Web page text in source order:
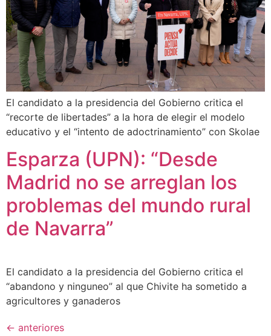
El candidato a la presidencia del Gobierno critica el
“recorte de libertades” a la hora de elegir el modelo
educativo y el “intento de adoctrinamiento” con Skolae
Esparza (UPN): “Desde
Madrid no se arreglan los
problemas del mundo rural
de Navarra”
El candidato a la presidencia del Gobierno critica el
“abandono y ninguneo” al que Chivite ha sometido a
agricultores y ganaderos
← anteriores